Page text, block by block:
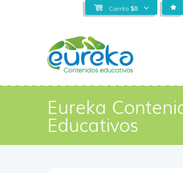
Carrito $0
Eureka
Educativos